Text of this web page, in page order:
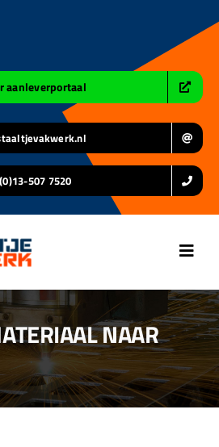
aanleverportaal
507 7520
NAAR